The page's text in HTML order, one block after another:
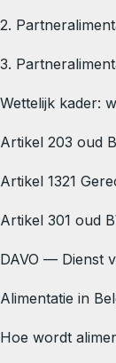
2.
3.
Wettelijk kader:
Artikel 203 oud
Artikel 1321
Artikel 301 oud
DAVO — Dienst
Alimentatie in
Hoe wordt